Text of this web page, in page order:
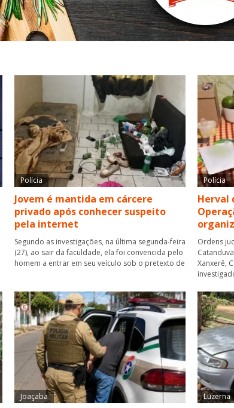
Polícia
Jovem é mantida em cárcere
privado após conhecer suspeito
pela internet
Segundo as investigações, na última segunda-feira
(27), ao sair da faculdade, ela foi convencida pelo
homem a entrar em seu veículo sob o pretexto de
Polícia
Herval
Ordens
Xanxerê,
Joaçaba Luzerna